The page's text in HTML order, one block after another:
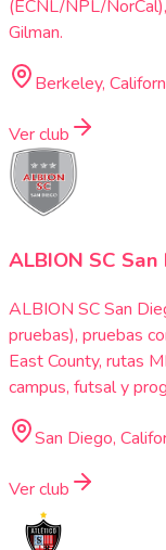
(ECNL/NPL/
Gilman.
Berkeley,
Ver club
ALBION SC
ALBION SC San
pruebas), pruebas
East County, rutas
campus, futsal y
San Diego,
Ver club